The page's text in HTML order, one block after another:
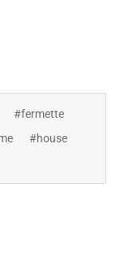
#fermette
#house